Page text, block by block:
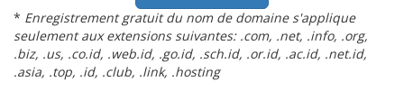
* Enregistrement gratuit du nom de domaine s'applique
seulement aux extensions suivantes: .com, .net, .info, .org,
.biz, .us, .co.id, .web.id, .go.id, .sch.id, .or.id, .ac.id, .net.id,
.asia, .top, .id, .club, .link, .hosting